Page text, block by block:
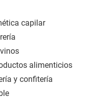
capilar
alimenticios
y confitería